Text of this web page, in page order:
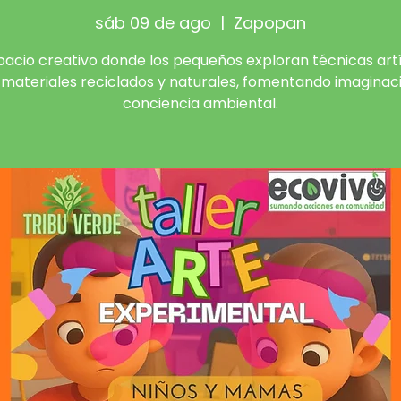
sáb 09 de ago
  |
Zapopan
creativo donde los pequeños exploran técnicas
reciclados y naturales, fomentando
conciencia ambiental.